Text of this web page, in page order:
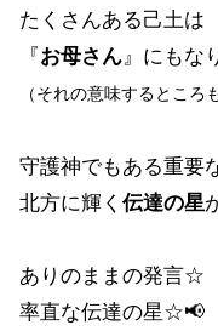
たくさんある己土は
『お母さん』にもな
（それの意味するとこ
守護神でもある重要
北方に輝く 伝達の星
ありのままの発言☆
率直な伝達の星☆📢